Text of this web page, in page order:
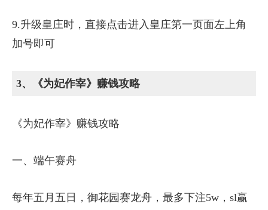
9.升级皇庄时，直接点击进入皇庄第一页面左上角
加号即可
3、《为妃作宰》赚钱攻略
《为妃作宰》赚钱攻略
一、端午赛舟
每年五月五日，御花园赛龙舟，最多下注5w，sl赢